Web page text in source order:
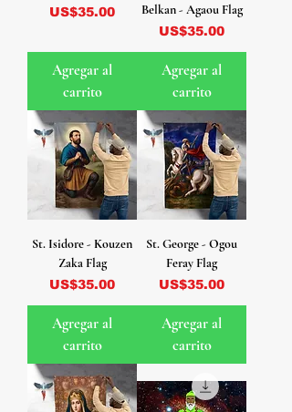
Precio
US$35.00
Agregar al
carrito
Belkan - Agaou Flag
Precio
US$35.00
Agregar al
carrito
St. Isidore - Kouzen
Zaka Flag
Precio
US$35.00
Agregar al
carrito
St. George - Ogou
Feray Flag
Precio
US$35.00
Agregar al
carrito